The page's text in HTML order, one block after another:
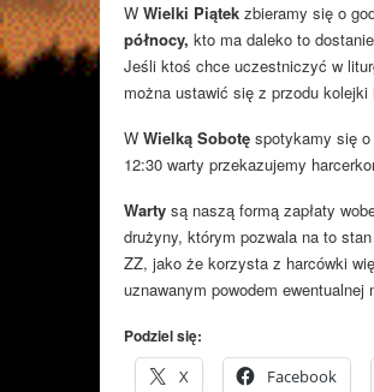
W Wielki Piątek zbieramy się o
północy, kto ma daleko to
Jeśli ktoś chce uczestniczyć w
można ustawić się z przodu
W Wielką Sobotę spotykamy się o
12:30 warty przekazujemy
Warty są naszą formą zapłaty
drużyny, którym pozwala na to
ZZ, jako że korzysta z harcówki
uznawanym powodem ewentualnej
Podziel się:
X
Facebook